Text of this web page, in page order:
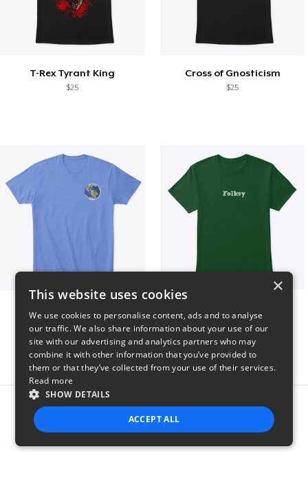
T-Rex Tyrant King
$25
Cross of Gnosticism
$25
$25 $25
Report this product
×
This website uses cookies
We use cookies to personalise content, ads and to analyse
our traffic. We also share information about your use of our
site with our advertising and analytics partners who may
combine it with other information that you’ve provided to
them or that they’ve collected from your use of their services.
Read more
SHOW DETAILS
ACCEPT ALL
STRICTLY NECESSARY PERFORMANCE